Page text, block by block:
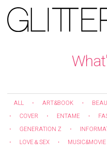
ALL ・ ART&BOOK ・
・
COVER ・ ENTAME ・
・
GENERATION Z ・
・
LOVE＆SEX ・ MUSIC&MOVIE